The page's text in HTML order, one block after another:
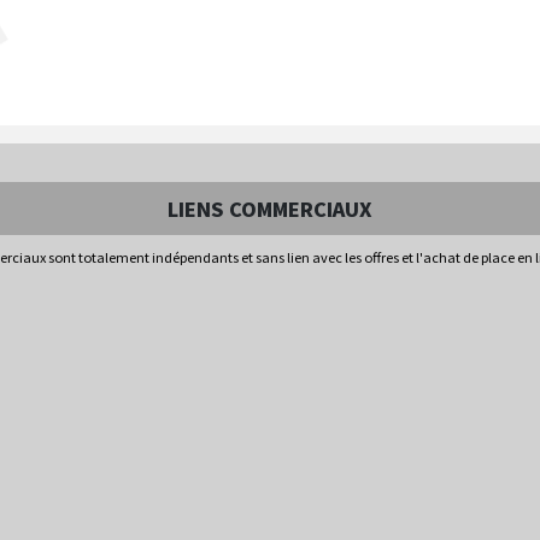
LIENS COMMERCIAUX
sont totalement indépendants et sans lien avec les offres et l'achat de place en